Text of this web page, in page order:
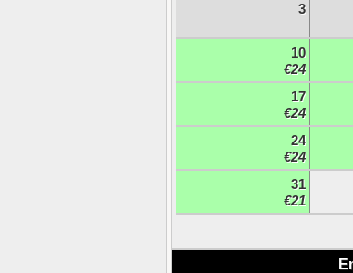
3
10
€24
17
€24
24
€24
31
€21